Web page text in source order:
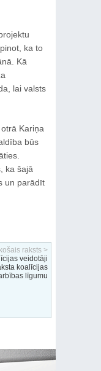
ka to
Kā
lai valsts
Kariņa
būs
ka šajā
un parādīt
raksts >
veidotāji
koalīcijas
līgumu